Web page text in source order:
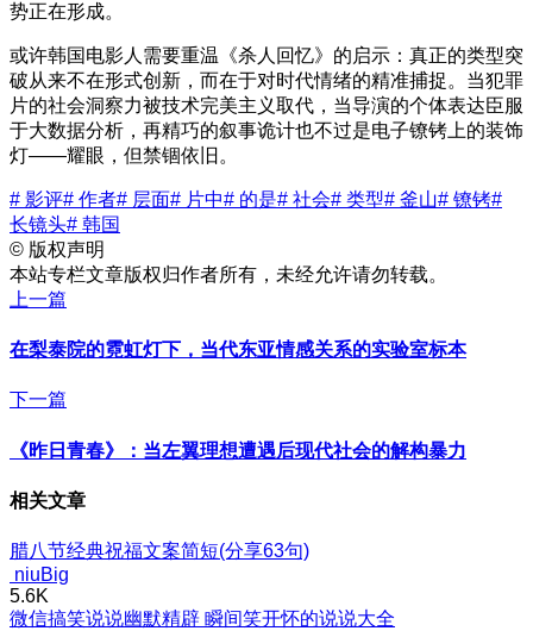
势正在形成。
或许韩国电影人需要重温《杀人回忆》的启示：真正的类型突
破从来不在形式创新，而在于对时代情绪的精准捕捉。当犯罪
片的社会洞察力被技术完美主义取代，当导演的个体表达臣服
于大数据分析，再精巧的叙事诡计也不过是电子镣铐上的装饰
灯——耀眼，但禁锢依旧。
# 影评# 作者# 层面# 片中# 的是# 社会# 类型# 釜山# 镣铐#
长镜头# 韩国
© 版权声明
本站专栏文章版权归作者所有，未经允许请勿转载。
上一篇
在梨泰院的霓虹灯下，当代东亚情感关系的实验室标本
下一篇
《昨日青春》：当左翼理想遭遇后现代社会的解构暴力
相关文章
腊八节经典祝福文案简短(分享63句)
niuBig
5.6K
微信搞笑说说幽默精辟 瞬间笑开怀的说说大全